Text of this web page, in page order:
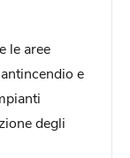
le aree
e
degli